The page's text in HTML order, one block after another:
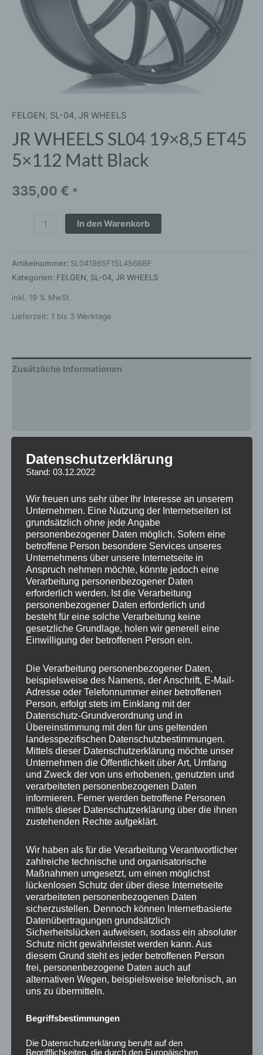
FELGEN, SL-04, JR WHEELS
JR WHEELS SL04 19×8,5 ET45
5×112 Matt Black
335,00 € *
In den Warenkorb
Artikelnummer: SL041985F15L4566BF
Kategorien: FELGEN SL-04 JR WHEELS
inkl. 19 % MwSt.
Lieferzeit: 1 bis 3 Werktage
Zusätzliche Informationen
Breite
Design SL-04
Durchmesser 19
ET 45
Fertigung Flow Forming
Hersteller JR WHEELS
Lochkreis 5×112
Hinweis
Lochzahl
Mittellochbohrung 66,6 mm
Nabenbohrung 66.6
PCD 112 mm
Traglast 690
Ähnliche Produkte
CONCAVER CVR1
19×8,5 ET35 5×120
Carbon Graphite
450,00€ *
Bewertet
mit
CONCAVER CVR1
19×8 ET40 5×112
Platinum Black
5
Ursprünglicher
Aktueller
Datenschutzerklärung
Stand: 03.12.2022
Wir freuen uns sehr über Ihr Interesse an unserem
Unternehmen. Eine Nutzung der Internetseiten ist
grundsätzlich ohne jede Angabe
personenbezogener Daten möglich. Sofern eine
betroffene Person besondere Services unseres
Unternehmens über unsere Internetseite in
Anspruch nehmen möchte, könnte jedoch eine
Verarbeitung personenbezogener Daten
erforderlich werden. Ist die Verarbeitung
personenbezogener Daten erforderlich und
besteht für eine solche Verarbeitung keine
gesetzliche Grundlage, holen wir generell eine
Einwilligung der betroffenen Person ein.
Die Verarbeitung personenbezogener Daten,
beispielsweise des Namens, der Anschrift, E-Mail-
Adresse oder Telefonnummer einer betroffenen
Person, erfolgt stets im Einklang mit der
Datenschutz-Grundverordnung und in
Übereinstimmung mit den für uns geltenden
landesspezifischen Datenschutzbestimmungen.
Mittels dieser Datenschutzerklärung möchte unser
Unternehmen die Öffentlichkeit über Art, Umfang
und Zweck der von uns erhobenen, genutzten und
verarbeiteten personenbezogenen Daten
informieren. Ferner werden betroffene Personen
mittels dieser Datenschutzerklärung über die ihnen
zustehenden Rechte aufgeklärt.
Wir haben als für die Verarbeitung Verantwortlicher
zahlreiche technische und organisatorische
Maßnahmen umgesetzt, um einen möglichst
lückenlosen Schutz der über diese Internetseite
verarbeiteten personenbezogenen Daten
sicherzustellen. Dennoch können Internetbasierte
Datenübertragungen grundsätzlich
Sicherheitslücken aufweisen, sodass ein absoluter
Schutz nicht gewährleistet werden kann. Aus
diesem Grund steht es jeder betroffenen Person
frei, personenbezogene Daten auch auf
alternativen Wegen, beispielsweise telefonisch, an
uns zu übermitteln.
Begriffsbestimmungen
Die Datenschutzerklärung beruht auf den
Begrifflichkeiten, die durch den Europäischen